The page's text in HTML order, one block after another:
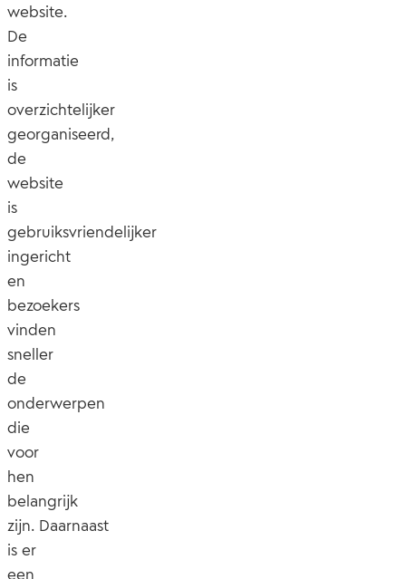
website.
De
informatie
is
overzichtelijker
georganiseerd,
de
website
is
gebruiksvriendelijker
ingericht
en
bezoekers
vinden
sneller
de
onderwerpen
die
voor
hen
belangrijk
zijn. Daarnaast
is er
een